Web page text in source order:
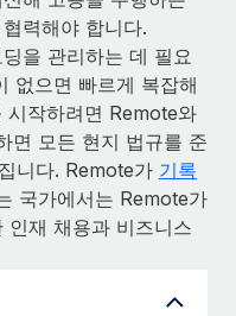
력해야 합니다.
을 관리하는 데 필요
없으면 빠르게 복잡해
시작하려면 Remote와
면 모든 현지 법규를 준
니다. Remote가 기록
국가에서는 Remote가
인재 채용과 비즈니스